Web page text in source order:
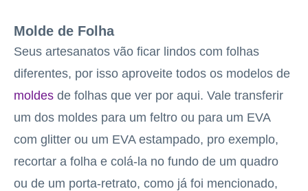
Molde de Folha
Seus artesanatos vão ficar lindos com folhas
diferentes, por isso aproveite todos os modelos de
moldes de folhas que ver por aqui. Vale transferir
um dos moldes para um feltro ou para um EVA
com glitter ou um EVA estampado, pro exemplo,
recortar a folha e colá-la no fundo de um quadro
ou de um porta-retrato, como já foi mencionado,